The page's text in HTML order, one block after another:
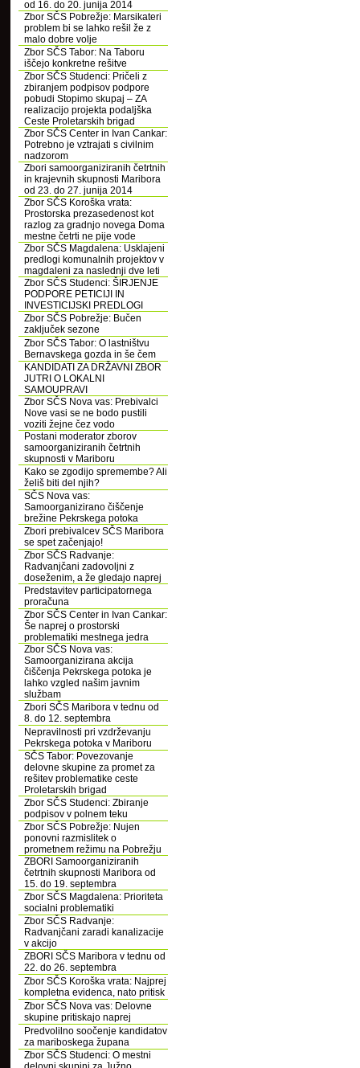
od 16. do 20. junija 2014
Zbor SČS Pobrežje: Marsikateri
problem bi se lahko rešil že z
malo dobre volje
Zbor SČS Tabor: Na Taboru
iščejo konkretne rešitve
Zbor SČS Studenci: Pričeli z
zbiranjem podpisov podpore
pobudi Stopimo skupaj – ZA
realizacijo projekta podaljška
Ceste Proletarskih brigad
Zbor SČS Center in Ivan Cankar:
Potrebno je vztrajati s civilnim
nadzorom
Zbori samoorganiziranih četrtnih
in krajevnih skupnosti Maribora
od 23. do 27. junija 2014
Zbor SČS Koroška vrata:
Prostorska prezasedenost kot
razlog za gradnjo novega Doma
mestne četrti ne pije vode
Zbor SČS Magdalena: Usklajeni
predlogi komunalnih projektov v
magdaleni za naslednji dve leti
Zbor SČS Studenci: ŠIRJENJE
PODPORE PETICIJI IN
INVESTICIJSKI PREDLOGI
Zbor SČS Pobrežje: Bučen
zaključek sezone
Zbor SČS Tabor: O lastništvu
Bernavskega gozda in še čem
KANDIDATI ZA DRŽAVNI ZBOR
JUTRI O LOKALNI
SAMOUPRAVI
Zbor SČS Nova vas: Prebivalci
Nove vasi se ne bodo pustili
voziti žejne čez vodo
Postani moderator zborov
samoorganiziranih četrtnih
skupnosti v Mariboru
Kako se zgodijo spremembe? Ali
želiš biti del njih?
SČS Nova vas:
Samoorganizirano čiščenje
brežine Pekrskega potoka
Zbori prebivalcev SČS Maribora
se spet začenjajo!
Zbor SČS Radvanje:
Radvanjčani zadovoljni z
doseženim, a že gledajo naprej
Predstavitev participatornega
proračuna
Zbor SČS Center in Ivan Cankar:
Še naprej o prostorski
problematiki mestnega jedra
Zbor SČS Nova vas:
Samoorganizirana akcija
čiščenja Pekrskega potoka je
lahko vzgled našim javnim
službam
Zbori SČS Maribora v tednu od
8. do 12. septembra
Nepravilnosti pri vzdrževanju
Pekrskega potoka v Mariboru
SČS Tabor: Povezovanje
delovne skupine za promet za
rešitev problematike ceste
Proletarskih brigad
Zbor SČS Studenci: Zbiranje
podpisov v polnem teku
Zbor SČS Pobrežje: Nujen
ponovni razmislitek o
prometnem režimu na Pobrežju
ZBORI Samoorganiziranih
četrtnih skupnosti Maribora od
15. do 19. septembra
Zbor SČS Magdalena: Prioriteta
socialni problematiki
Zbor SČS Radvanje:
Radvanjčani zaradi kanalizacije
v akcijo
ZBORI SČS Maribora v tednu od
22. do 26. septembra
Zbor SČS Koroška vrata: Najprej
kompletna evidenca, nato pritisk
Zbor SČS Nova vas: Delovne
skupine pritiskajo naprej
Predvolilno soočenje kandidatov
za mariboskega župana
Zbor SČS Studenci: O mestni